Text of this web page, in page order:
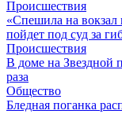
Происшествия
«Спешила на
пойдет под суд за
Происшествия
В доме на Звездной
раза
Общество
Бледная поганка